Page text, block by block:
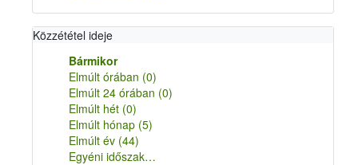
Közzététel ideje
Bármikor
Elmúlt órában (0)
Elmúlt 24 órában (0)
Elmúlt hét (0)
Elmúlt hónap (5)
Elmúlt év (44)
Egyéni időszak…